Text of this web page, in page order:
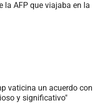
la AFP que viajaba en la
vaticina un acuerdo con
y significativo"